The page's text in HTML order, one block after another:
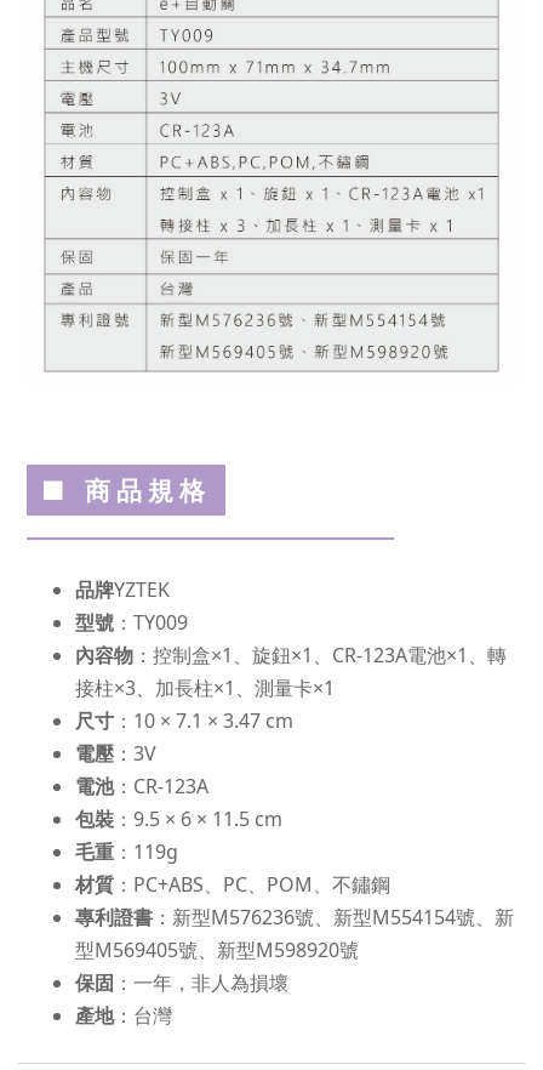
■ 商品規格
品牌YZTEK
型號 ：TY009
內容物 ：控制盒×1、旋鈕×1、CR-123A電池×1、轉
接柱×3、加長柱×1、測量卡×1
尺寸 ：10 × 7.1 × 3.47 cm
電壓 ：3V
電池：CR-123A
包裝 ：9.5 × 6 × 11.5 cm
毛重 ：119g
材質 ：PC+ABS、PC、POM、不鏽鋼
專利證書 ：新型M576236號、新型M554154號、新
型M569405號、新型M598920號
保固 ：一年，非人為損壞
產地：台灣